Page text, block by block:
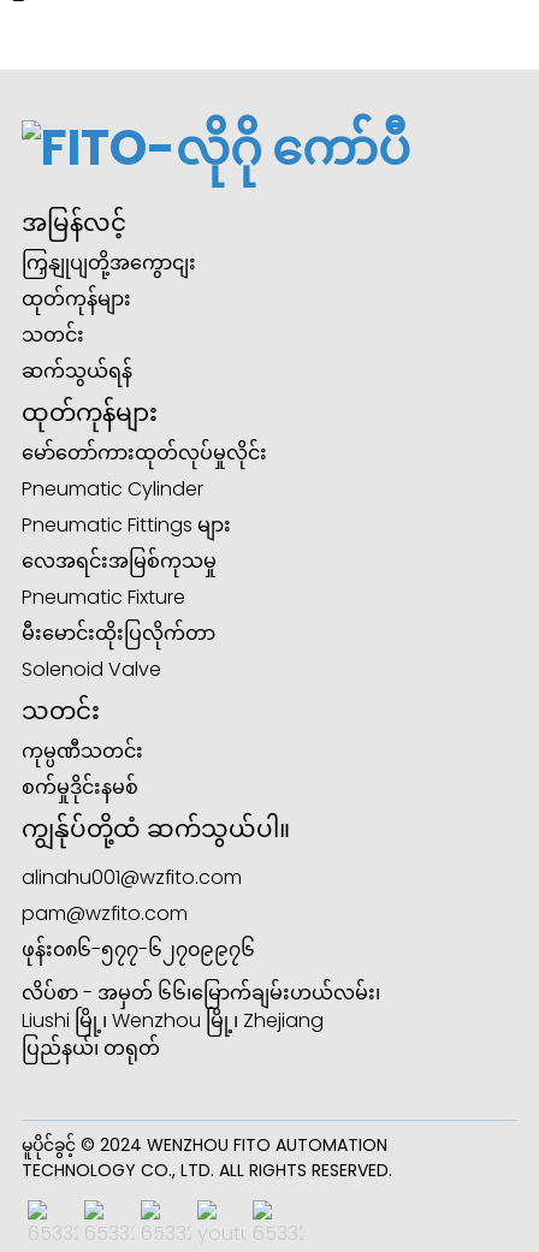
အမြန်လင့်
ကြှနျုပျတို့အကွောငျး
ထုတ်ကုန်များ
သတင်း
ဆက်သွယ်ရန်
ထုတ်ကုန်များ
မော်တော်ကားထုတ်လုပ်မှုလိုင်း
Pneumatic Cylinder
Pneumatic Fittings များ
လေအရင်းအမြစ်ကုသမှု
Pneumatic Fixture
မီးမောင်းထိုးပြလိုက်တာ
Solenoid Valve
သတင်း
ကုမ္ပဏီသတင်း
စက်မှုဒိုင်းနမစ်
ကျွန်ုပ်တို့ထံ ဆက်သွယ်ပါ။
alinahu001@wzfito.com
pam@wzfito.com
ဖုန်း၀၈၆-၅၇၇-၆၂၇၀၉၉၇၆
လိပ်စာ - အမှတ် ၆၆၊မြောက်ချမ်းဟယ်လမ်း၊
Liushi မြို့၊ Wenzhou မြို့၊ Zhejiang
ပြည်နယ်၊ တရုတ်
မူပိုင်ခွင့် © 2024 WENZHOU FITO AUTOMATION
TECHNOLOGY CO., LTD. ALL RIGHTS RESERVED.